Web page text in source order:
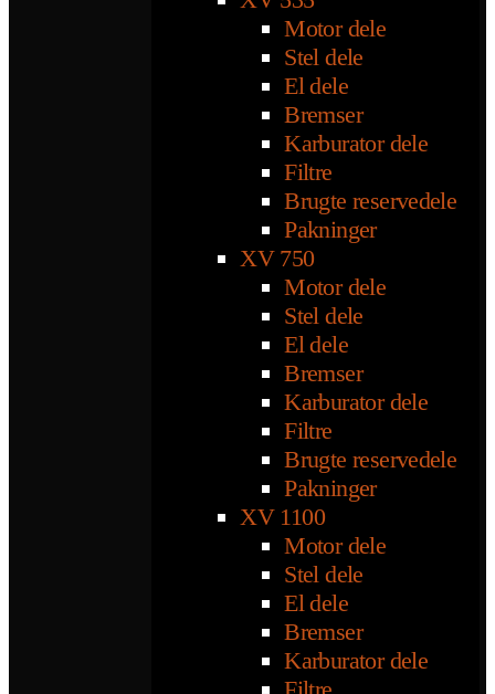
Motor dele
Stel dele
El dele
Bremser
Karburator dele
Filtre
Brugte reservedele
Pakninger
XV 750
Motor dele
Stel dele
El dele
Bremser
Karburator dele
Filtre
Brugte reservedele
Pakninger
XV 1100
Motor dele
Stel dele
El dele
Bremser
Karburator dele